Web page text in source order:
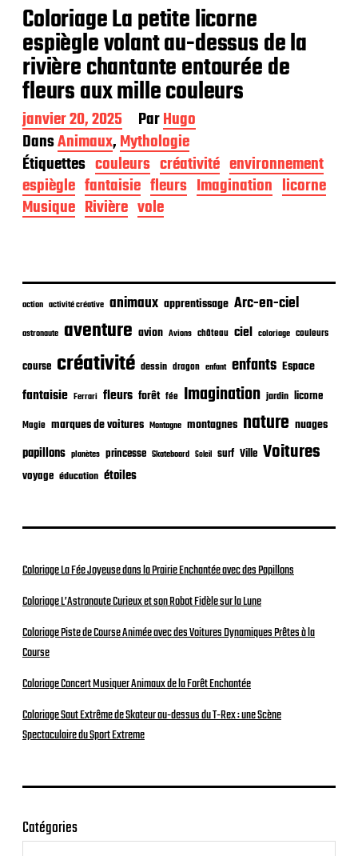
Coloriage La petite licorne
espiègle volant au-dessus de la
rivière chantante entourée de
fleurs aux mille couleurs
D
a
t
e
d
e
p
i
a
t
i
o
n
janvier 20, 2025 ParHugo
DansAnimaux,Mythologie
Étiquettes couleurs créativité environnement
espiègle fantaisie fleurs Imagination licorne
Musique Rivière vole
action activité créative animaux apprentissage Arc-en-ciel
astronaute aventure avion Avions château ciel coloriage couleurs
course créativité dessin dragon enfant enfants Espace
fantaisie Ferrari fleurs forêt fée Imagination jardin licorne
Magie marques de voitures Montagne montagnes nature nuages
papillons planètes princesse Skateboard Soleil surf Ville Voitures
voyage éducation étoiles
Coloriage La Fée Joyeuse dans la Prairie Enchantée avec des Papillons
Coloriage L’Astronaute Curieux et son Robot Fidèle sur la Lune
Coloriage Piste de Course Animée avec des Voitures Dynamiques Prêtes à la
Course
Coloriage Concert Musiquer Animaux de la Forêt Enchantée
Coloriage Saut Extrême de Skateur au-dessus du T-Rex : une Scène
Spectaculaire du Sport Extreme
Catégories